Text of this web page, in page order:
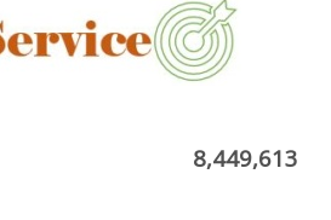
8,449,613